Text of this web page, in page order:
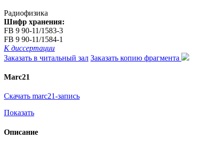
Радиофизика
Шифр хранения:
FB 9 90-11/1583-3
FB 9 90-11/1584-1
К диссертации
Заказать в читальный зал Заказать копию фрагмента
Marc21
Скачать marc21-запись
Показать
Описание